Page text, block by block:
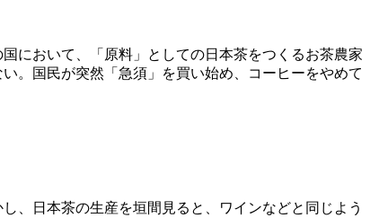
において、「原料」としての日本茶をつくるお茶農家
。国民が突然「急須」を買い始め、コーヒーをやめて
、日本茶の生産を垣間見ると、ワインなどと同じよう